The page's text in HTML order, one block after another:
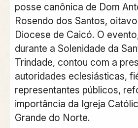
posse canônica de Dom
Rosendo dos Santos,
Diocese de Caicó. O
durante a Solenidade da
Trindade, contou com a
autoridades eclesiásticas,
representantes públicos,
importância da Igreja
Grande do Norte.